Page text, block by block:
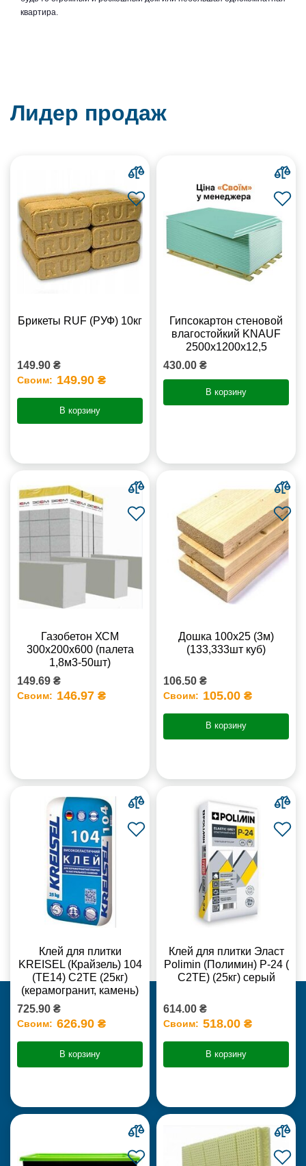
квартира.
Лидер продаж
Брикеты RUF (РУФ) 10кг
149.90 ₴
Своим: 149.90 ₴
В корзину
Гипсокартон стеновой
влагостойкий KNAUF
2500х1200х12,5
430.00 ₴
В корзину
Газобетон ХСМ
300x200x600 (палета
1,8м3-50шт)
149.69 ₴
Своим: 146.97 ₴
Дошка 100х25 (3м)
(133,333шт куб)
106.50 ₴
Своим: 105.00 ₴
В корзину
Клей для плитки
KREISEL (Крайзель) 104
(ТЕ14) С2TE (25кг)
(керамогранит, камень)
725.90 ₴
Своим: 626.90 ₴
В корзину
Клей для плитки Эласт
Polimin (Полимин) Р-24 (
С2ТЕ) (25кг) серый
614.00 ₴
Своим: 518.00 ₴
В корзину